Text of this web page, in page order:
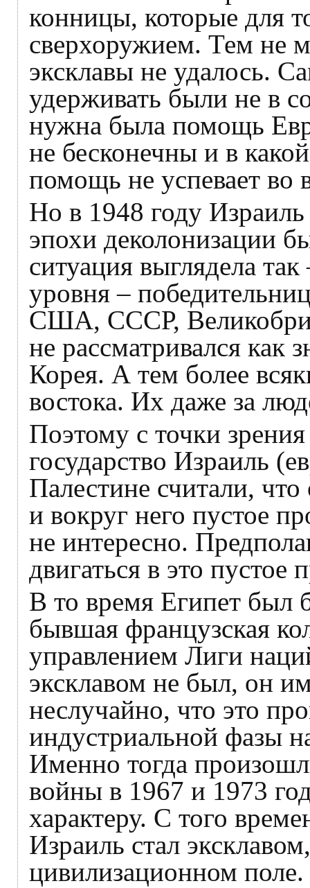
конницы, которые для
сверхоружием. Тем не
эксклавы не удалось.
удерживать были не в
нужна была помощь
не бесконечны и в
помощь не успевает во
Но в 1948 году
эпохи деколонизации
ситуация выглядела
уровня –
США, СССР,
не рассматривался как
Корея. А тем более
востока. Их даже за
Поэтому с точки
государство Израиль
Палестине считали,
и вокруг него пустое
не интересно.
двигаться в это пустое
В то время Египет был
бывшая французская
управлением Лиги
эксклавом не был, он
неслучайно, что это
индустриальной фазы
Именно тогда
войны в 1967 и 1973
характеру. С того
Израиль стал
цивилизационном поле.